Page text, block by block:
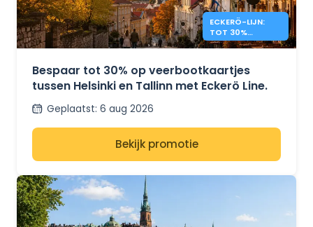
ECKERÖ-LIJN:
TOT 30%
KORTING OP
TALLINN
Bespaar tot 30% op veerbootkaartjes
tussen Helsinki en Tallinn met Eckerö Line.
Geplaatst: 6 aug 2026
Bekijk promotie